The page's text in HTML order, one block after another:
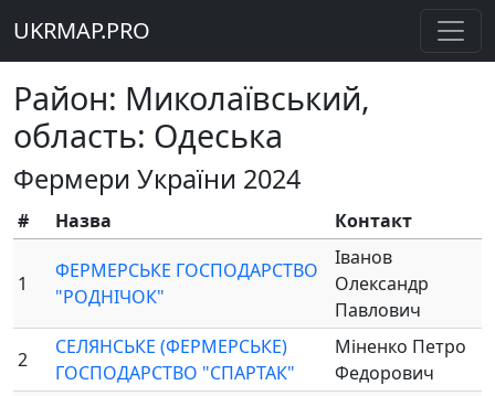
UKRMAP.PRO
Район: Миколаївський,
область: Одеська
Фермери України 2024
# Назва Контакт
1
ФЕРМЕРСЬКЕ ГОСПОДАРСТВО
"РОДНІЧОК"
Іванов
Олександр
Павлович
2
СЕЛЯНСЬКЕ (ФЕРМЕРСЬКЕ)
ГОСПОДАРСТВО "СПАРТАК"
Міненко Петро
Федорович